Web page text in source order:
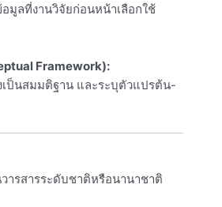
มูลที่งานวิจัยก่อนหน้าเลือกใช้
Framework):
ป็นสมมติฐาน และระบุตัวแปรต้น-
ารสารระดับชาติหรือนานาชาติ